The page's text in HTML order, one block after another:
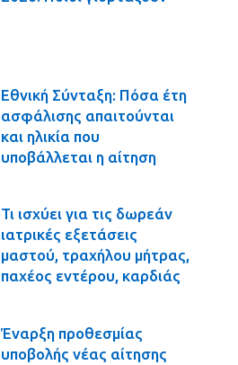
Εθνική Σύνταξη: Πόσα έτη
ασφάλισης απαιτούνται
και ηλικία που
υποβάλλεται η αίτηση
Τι ισχύει για τις δωρεάν
ιατρικές εξετάσεις
μαστού, τραχήλου μήτρας,
παχέος εντέρου, καρδιάς
Έναρξη προθεσμίας
υποβολής νέας αίτησης